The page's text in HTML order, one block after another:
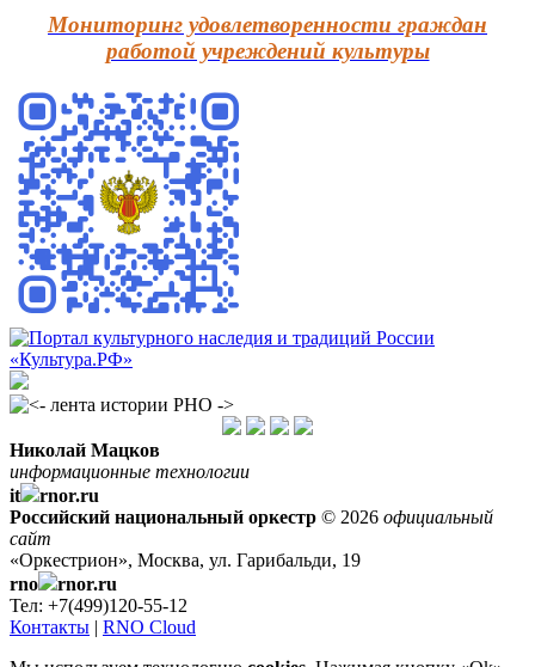
Мониторинг удовлетворенности граждан
работой учреждений культуры
Николай Мацков
информационные технологии
it
rnor.ru
Российский национальный оркестр © 2026 официальный
сайт
«Оркестрион», Москва, ул. Гарибальди, 19
rno
rnor.ru
Тел: +7(499)120-55-12
Контакты | RNO Cloud